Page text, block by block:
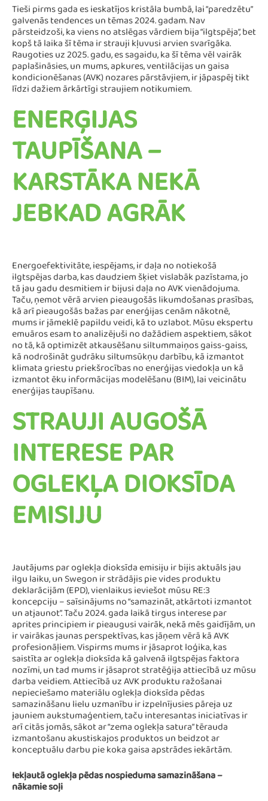
Tieši pirms gada es ieskatījos kristāla bumbā, lai “paredzētu”
galvenās tendences un tēmas 2024. gadam. Nav
pārsteidzoši, ka viens no atslēgas vārdiem bija “ilgtspēja”, bet
kopš tā laika šī tēma ir strauji kļuvusi arvien svarīgāka.
Raugoties uz 2025. gadu, es sagaidu, ka šī tēma vēl vairāk
paplašināsies, un mums, apkures, ventilācijas un gaisa
kondicionēšanas (AVK) nozares pārstāvjiem, ir jāpaspēj tikt
līdzi dažiem ārkārtīgi straujiem notikumiem.
ENERĢIJAS
TAUPĪŠANA –
KARSTĀKA NEKĀ
JEBKAD AGRĀK
Energoefektivitāte, iespējams, ir daļa no notiekošā
ilgtspējas darba, kas daudziem šķiet vislabāk pazīstama, jo
tā jau gadu desmitiem ir bijusi daļa no AVK vienādojuma.
Taču, ņemot vērā arvien pieaugošās likumdošanas prasības,
kā arī pieaugošās bažas par enerģijas cenām nākotnē,
mums ir jāmeklē papildu veidi, kā to uzlabot. Mūsu ekspertu
emuāros esam to analizējuši no dažādiem aspektiem, sākot
no tā, kā optimizēt atkausēšanu siltummaiņos gaiss-gaiss,
kā nodrošināt gudrāku siltumsūkņu darbību, kā izmantot
klimata griestu priekšrocības no enerģijas viedokļa un kā
izmantot ēku informācijas modelēšanu (BIM), lai veicinātu
enerģijas taupīšanu.
STRAUJI AUGOŠĀ
INTERESE PAR
OGLEKĻA DIOKSĪDA
EMISIJU
Jautājums par oglekļa dioksīda emisiju ir bijis aktuāls jau
ilgu laiku, un Swegon ir strādājis pie vides produktu
deklarācijām (EPD), vienlaikus ieviešot mūsu RE:3
koncepciju – saīsinājums no “samazināt, atkārtoti izmantot
un atjaunot”. Taču 2024. gada laikā tirgus interese par
aprites principiem ir pieaugusi vairāk, nekā mēs gaidījām, un
ir vairākas jaunas perspektīvas, kas jāņem vērā kā AVK
profesionāļiem. Vispirms mums ir jāsaprot loģika, kas
saistīta ar oglekļa dioksīda kā galvenā ilgtspējas faktora
nozīmi, un tad mums ir jāsaprot stratēģija attiecībā uz mūsu
darba veidiem. Attiecībā uz AVK produktu ražošanai
nepieciešamo materiālu oglekļa dioksīda pēdas
samazināšanu lielu uzmanību ir izpelnījusies pāreja uz
jauniem aukstumaģentiem, taču interesantas iniciatīvas ir
arī citās jomās, sākot ar “zema oglekļa satura” tērauda
izmantošanu akustiskajos produktos un beidzot ar
konceptuālu darbu pie koka gaisa apstrādes iekārtām.
Iekļautā oglekļa pēdas nospieduma samazināšana –
nākamie soļi